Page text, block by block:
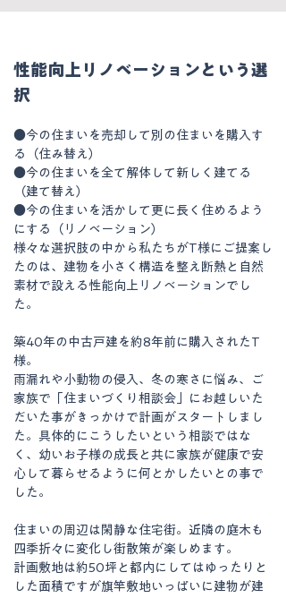
性能向上リノベーションという選
択
●今の住まいを売却して別の住まいを購入す
る（住み替え）
●今の住まいを全て解体して新しく建てる
（建て替え）
●今の住まいを活かして更に長く住めるよう
にする（リノベーション）
様々な選択肢の中から私たちがT様にご提案し
たのは、建物を小さく構造を整え断熱と自然
素材で設える性能向上リノベーションでし
た。
築40年の中古戸建を約8年前に購入されたT
様。
雨漏れや小動物の侵入、冬の寒さに悩み、ご
家族で「住まいづくり相談会」にお越しいた
だいた事がきっかけで計画がスタートしまし
た。具体的にこうしたいという相談ではな
く、幼いお子様の成長と共に家族が健康で安
心して暮らせるように何とかしたいとの事で
した。
住まいの周辺は閑静な住宅街。近隣の庭木も
四季折々に変化し街散策が楽しめます。
計画敷地は約50坪と都内にしてはゆったりと
した面積ですが旗竿敷地いっぱいに建物が建